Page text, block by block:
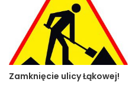
Zamknięcie ulicy Łąkowej!